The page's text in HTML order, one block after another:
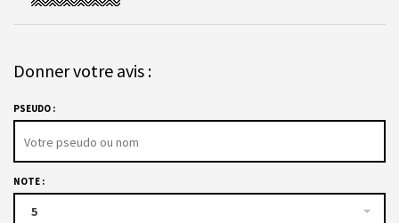
Donner votre avis :
PSEUDO :
NOTE :
5